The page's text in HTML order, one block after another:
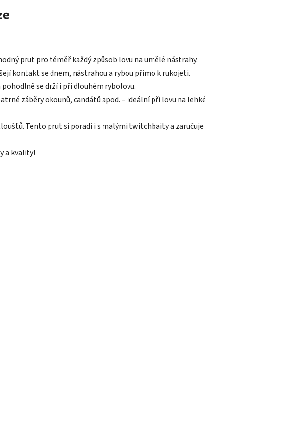
prut pro téměř každý způsob lovu na umělé nástrahy.
kontakt se dnem, nástrahou a rybou přímo k rukojeti.
se drží i při dlouhém rybolovu.
záběry okounů, candátů apod. – ideální při lovu na lehké
Tento prut si poradí i s malými twitchbaity a zaručuje
a kvality!